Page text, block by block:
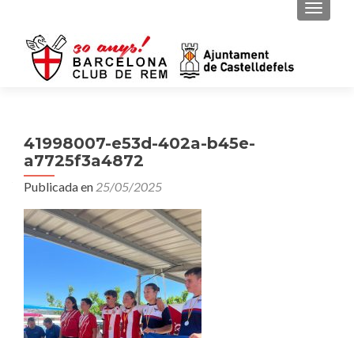
41998007-e53d-402a-b45e-
a7725f3a4872
Publicada en 25/05/2025